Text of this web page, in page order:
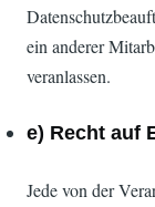
ein anderer
veranlassen.
e) Recht auf
Jede von der